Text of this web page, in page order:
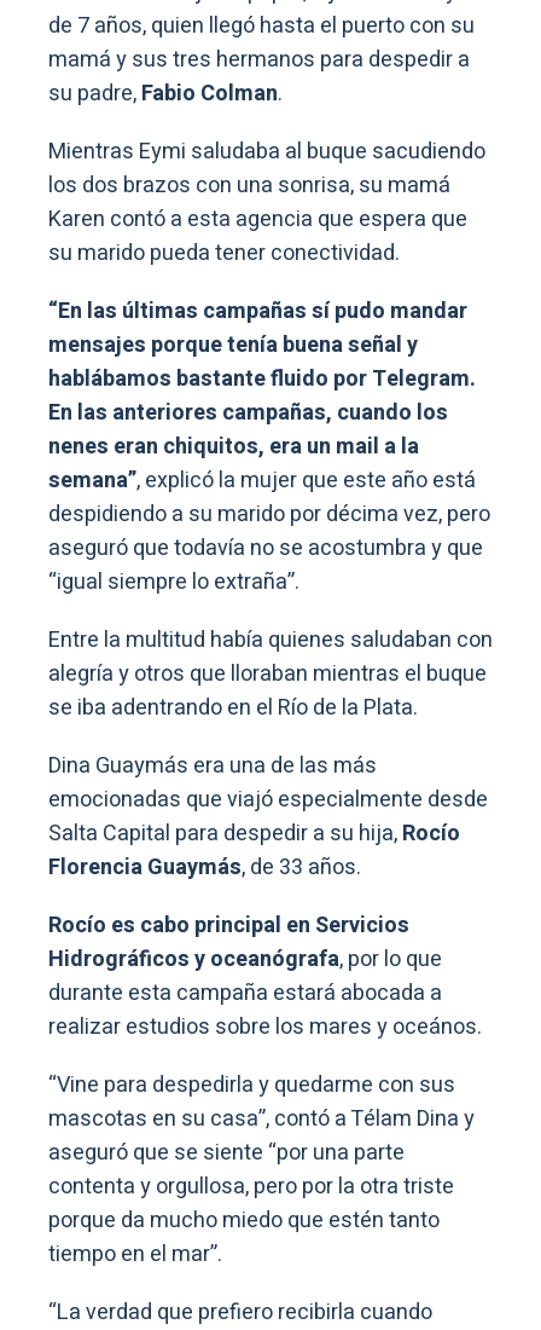
de 7 años, quien llegó hasta el puerto con su
mamá y sus tres hermanos para despedir a
su padre,Fabio Colman.
Mientras Eymi saludaba al buque sacudiendo
los dos brazos con una sonrisa, su mamá
Karen contó a esta agencia que espera que
su marido pueda tener conectividad.
“En las últimas campañas sí pudo mandar
mensajes porque tenía buena señal y
hablábamos bastante fluido por Telegram.
En las anteriores campañas, cuando los
nenes eran chiquitos, era un mail a la
semana”, explicó la mujer que este año está
despidiendo a su marido por décima vez, pero
aseguró que todavía no se acostumbra y que
“igual siempre lo extraña”.
Entre la multitud había quienes saludaban con
alegría y otros que lloraban mientras el buque
se iba adentrando en el Río de la Plata.
Dina Guaymás era una de las más
emocionadas que viajó especialmente desde
Salta Capital para despedir a su hija,Rocío
Florencia Guaymás, de 33 años.
Rocío es cabo principal en Servicios
Hidrográficos y oceanógrafa, por lo que
durante esta campaña estará abocada a
realizar estudios sobre los mares y oceános.
“Vine para despedirla y quedarme con sus
mascotas en su casa”, contó a Télam Dina y
aseguró que se siente “por una parte
contenta y orgullosa, pero por la otra triste
porque da mucho miedo que estén tanto
tiempo en el mar”.
“La verdad que prefiero recibirla cuando